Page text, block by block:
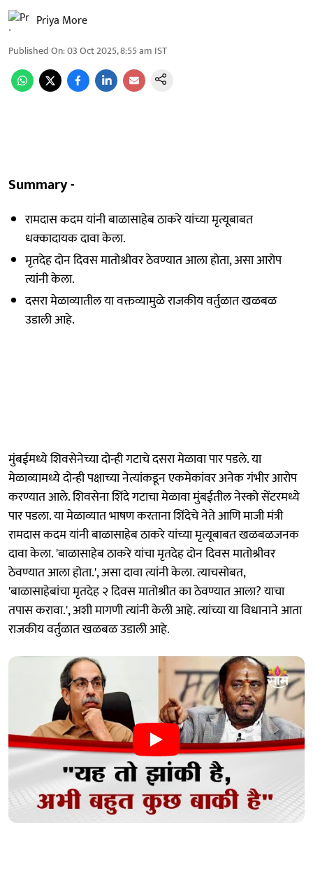
Priya More
Published On:03 Oct 2025, 8:55 am IST
Summary -
रामदास कदम यांनी बाळासाहेब ठाकरे यांच्या मृत्यूबाबत
धक्कादायक दावा केला.
मृतदेह दोन दिवस मातोश्रीवर ठेवण्यात आला होता, असा आरोप
त्यांनी केला.
दसरा मेळाव्यातील या वक्तव्यामुळे राजकीय वर्तुळात खळबळ
उडाली आहे.
मुंबईमध्ये शिवसेनेच्या दोन्ही गटाचे दसरा मेळावा पार पडले. या
मेळाव्यामध्ये दोन्ही पक्षाच्या नेत्यांकडून एकमेकांवर अनेक गंभीर आरोप
करण्यात आले. शिवसेना शिंदे गटाचा मेळावा मुंबईतील नेस्को सेंटरमध्ये
पार पडला. या मेळाव्यात भाषण करताना शिंदेचे नेते आणि माजी मंत्री
रामदास कदम यांनी बाळासाहेब ठाकरे यांच्या मृत्यूबाबत खळबळजनक
दावा केला. 'बाळासाहेब ठाकरे यांचा मृतदेह दोन दिवस मातोश्रीवर
ठेवण्यात आला होता.', असा दावा त्यांनी केला. त्याचसोबत,
'बाळासाहेबांचा मृतदेह २ दिवस मातोश्रीत का ठेवण्यात आला? याचा
तपास करावा.', अशी मागणी त्यांनी केली आहे. त्यांच्या या विधानाने आता
राजकीय वर्तुळात खळबळ उडाली आहे.